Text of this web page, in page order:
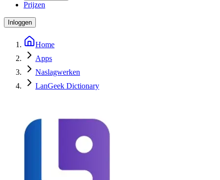
Prijzen
Inloggen
Home
Apps
Naslagwerken
LanGeek Dictionary